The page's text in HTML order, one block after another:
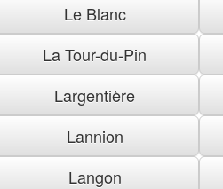
Le Blanc
La Tour-du-Pin
Largentière
Lannion
Langon